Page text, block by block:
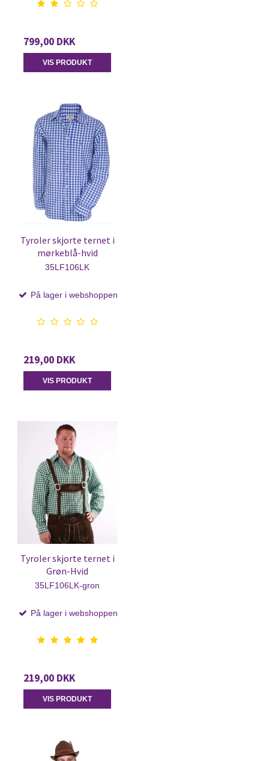
799,00 DKK
VIS PRODUKT
Tyroler skjorte ternet i
mørkeblå-hvid
35LF106LK
På lager i webshoppen
219,00 DKK
VIS PRODUKT
Tyroler skjorte ternet i
Grøn-Hvid
35LF106LK-gron
På lager i webshoppen
219,00 DKK
VIS PRODUKT